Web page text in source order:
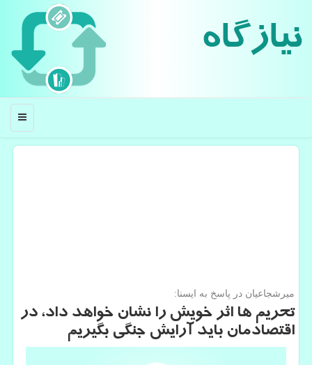
نیازگاه
منو
میرشجاعیان در پاسخ به ایسنا:
تحریم ها اثر خویش را نشان خواهد داد، در
اقتصادمان باید آرایش جنگی بگیریم